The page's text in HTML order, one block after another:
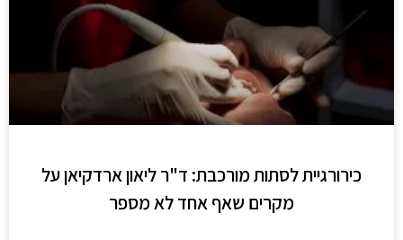
כירורגיית לסתות מורכבת: ד"ר ליאון ארדקיאן על
מקרים שאף אחד לא מספר